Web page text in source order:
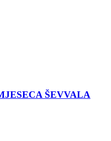
ŠEVVALA